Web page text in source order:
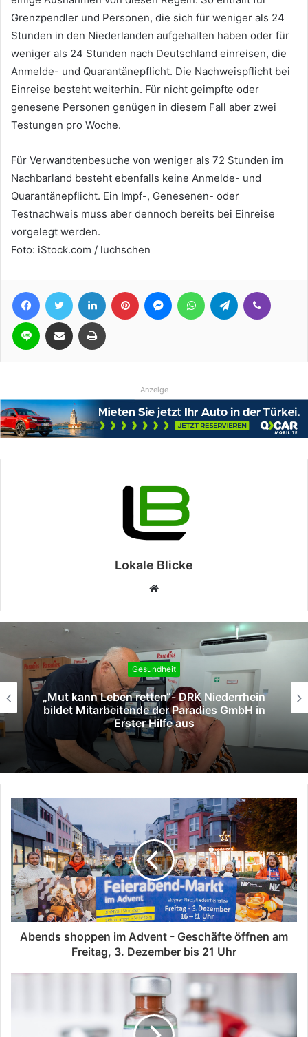
Grenzpendler und Personen, die sich für weniger als 24
Stunden in den Niederlanden aufgehalten haben oder für
weniger als 24 Stunden nach Deutschland einreisen, die
Anmelde- und Quarantänepflicht. Die Nachweispflicht bei
Einreise besteht weiterhin. Für nicht geimpfte oder
genesene Personen genügen in diesem Fall aber zwei
Testungen pro Woche.
Für Verwandtenbesuche von weniger als 72 Stunden im
Nachbarland besteht ebenfalls keine Anmelde- und
Quarantänepflicht. Ein Impf-, Genesenen- oder
Testnachweis muss aber dennoch bereits bei Einreise
vorgelegt werden.
Foto: iStock.com / luchschen
FacebookTwitter LinkedIn Pinterest MessengerWhatsAppTelegram
Line Teile per E-Mail Drucken
Anzeige
Lokale Blicke
Webseite
Gesundheit
„Mut kann Leben retten“- DRK Niederrhein
bildet Mitarbeitende der Paradies GmbH in
Erster Hilfe aus
Abends shoppen im Advent - Geschäfte öffnen am
Freitag, 3. Dezember bis 21 Uhr